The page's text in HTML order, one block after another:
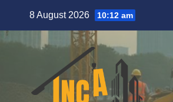
content
8 August 2026 10:12 am